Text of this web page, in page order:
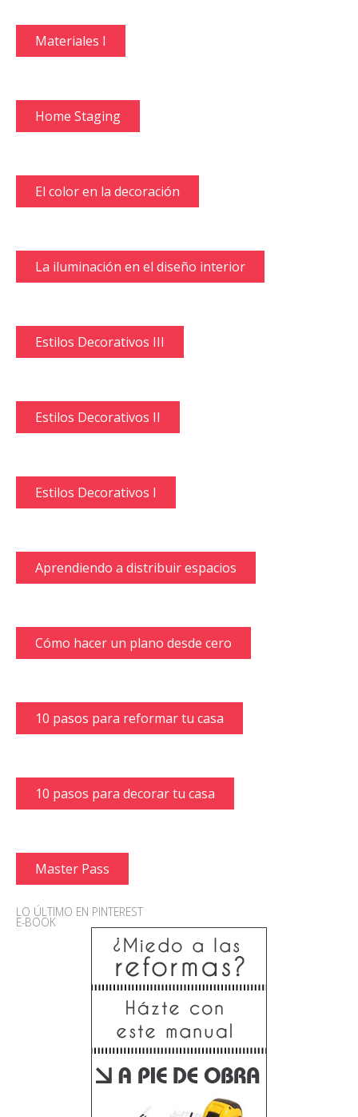
Materiales I
Home Staging
El color en la decoración
La iluminación en el diseño interior
Estilos Decorativos III
Estilos Decorativos II
Estilos Decorativos I
Aprendiendo a distribuir espacios
Cómo hacer un plano desde cero
10 pasos para reformar tu casa
10 pasos para decorar tu casa
Master Pass
LO ÚLTIMO EN PINTEREST
E-BOOK